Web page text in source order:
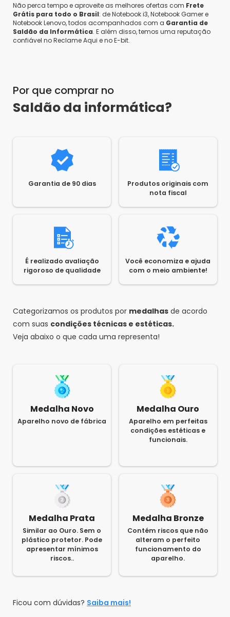
Não perca tempo e aproveite as melhores ofertas com Frete
Grátis para todo o Brasil: de Notebook i3, Notebook Gamer e
Notebook Lenovo, todos acompanhados com a Garantia de
Saldão da Informática. E além disso, temos uma reputação
confiável no Reclame Aqui e no E-bit.
Por que comprar no
Saldão da informática?
Garantia de 90 dias
Produtos originais com
nota fiscal
É realizado avaliação
rigoroso de qualidade
Você economiza e ajuda
com o meio ambiente!
Categorizamos os produtos por medalhas de acordo
com suas condições técnicas e estéticas.
Veja abaixo o que cada uma representa!
Medalha Novo
Aparelho novo de fábrica
Medalha Ouro
Aparelho em perfeitas
condições estéticas e
funcionais.
Medalha Prata
Similar ao Ouro. Sem o
plástico protetor. Pode
apresentar mínimos
riscos..
Medalha Bronze
Contém riscos que não
alteram o perfeito
funcionamento do
aparelho.
Ficou com dúvidas? Saiba mais!